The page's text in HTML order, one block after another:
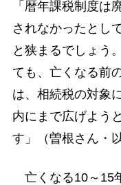
「暦年課税制度は
されなかったとし
と狭まるでしょう
ても、亡くなる前
は、相続税の対象
内にまで広げよう
す」（曽根さん・
亡くなる10～15